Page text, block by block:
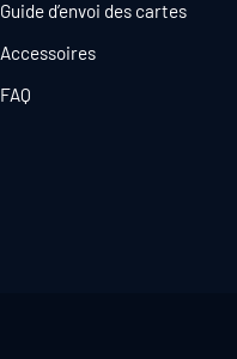
Guide d’envoi des cartes
Accessoires
FAQ